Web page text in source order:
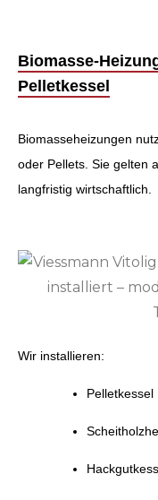
Biomasse-
Pelletkessel
Biomasseheizungen
oder Pellets. Sie gelten
langfristig wirtschaftlich.
Wir installieren:
Pelletkessel